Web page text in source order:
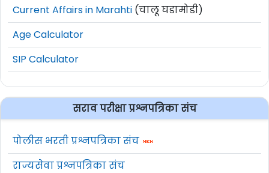
Current Affairs in Marahti (चालू घडामोडी)
Age Calculator
SIP Calculator
सराव परीक्षा प्रश्नपत्रिका संच
पोलीस भरती प्रश्नपत्रिका संच
राज्यसेवा प्रश्नपत्रिका संच